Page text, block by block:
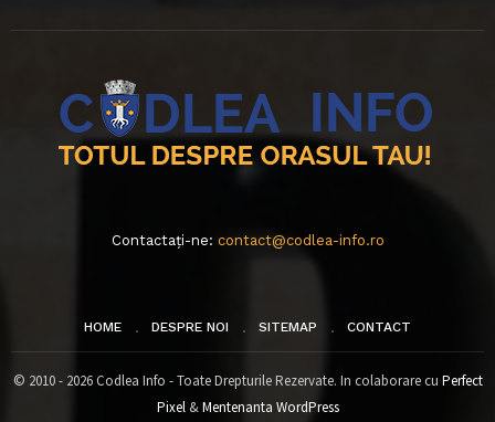
Contactați-ne: contact@codlea-info.ro
HOME DESPRE NOI SITEMAP CONTACT
© 2010 - 2026 Codlea Info - Toate Drepturile Rezervate. In colaborare cu Perfect
Pixel&Mentenanta WordPress